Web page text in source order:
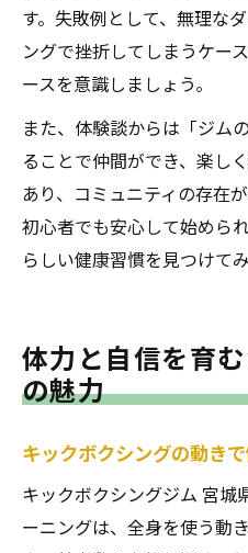
す。失敗例として、無理な
ングで挫折してしまうケー
ースを意識しましょう。
また、体験談からは「ジム
ることで仲間ができ、楽し
あり、コミュニティの存在
初心者でも安心して始めら
らしい健康習慣を見つけて
体力と自信を育
の魅力
キックボクシングの動き
キックボクシングジム 宮城
ーニングは、全身を使う動